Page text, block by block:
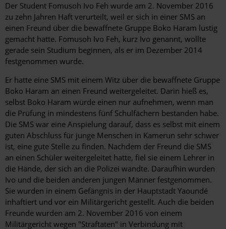
Der Student Fomusoh Ivo Feh wurde am 2. November 2016
zu zehn Jahren Haft verurteilt, weil er sich in einer SMS an
einen Freund über die bewaffnete Gruppe Boko Haram lustig
gemacht hatte. Fomusoh Ivo Feh, kurz Ivo genannt, wollte
gerade sein Studium beginnen, als er im Dezember 2014
festgenommen wurde.
Er hatte eine SMS mit einem Witz über die bewaffnete Gruppe
Boko Haram an einen Freund weitergeleitet. Darin hieß es,
selbst Boko Haram würde einen nur aufnehmen, wenn man
die Prüfung in mindestens fünf Schulfächern bestanden habe.
Die SMS war eine Anspielung darauf, dass es selbst mit einem
guten Abschluss für junge Menschen in Kamerun sehr schwer
ist, eine gute Stelle zu finden. Nachdem der Freund die SMS
an einen Schüler weitergeleitet hatte, fiel sie einem Lehrer in
die Hände, der sich an die Polizei wandte. Daraufhin wurden
Ivo und die beiden anderen jungen Männer festgenommen.
Sie wurden in einem Gefängnis in der Hauptstadt Yaoundé
inhaftiert und vor ein Militärgericht gestellt. Auch die beiden
Freunde wurden am 2. November 2016 von einem
Militärgericht wegen "Straftaten" in Verbindung mit